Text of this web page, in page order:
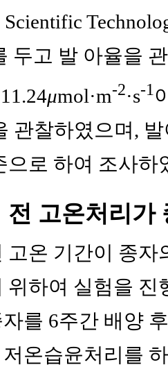
Scientific
두고 발 아율을
μmol·m-2·s-1
관찰하였으며,
으로 하여 조사하
전 고온처리가
고온 기간이 종
위하여 실험을 진
를 6주간 배양
온습윤처리를